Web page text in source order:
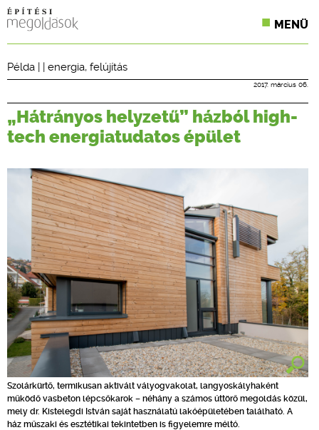
MENÜ
CPR TERMÉKKIÍRÁS
ONLINE KÉPZÉSEK
TERVEZÉSI SEGÉDLETEK
Példa | | energia, felújítás
2017. március 06.
„Hátrányos helyzetű” házból high-
tech energiatudatos épület
Szolárkürtő, termikusan aktivált vályogvakolat, langyoskályhaként
működő vasbeton lépcsőkarok – néhány a számos úttörő megoldás közül,
mely dr. Kistelegdi István saját használatú lakóépületében található. A
ház műszaki és esztétikai tekintetben is figyelemre méltó.